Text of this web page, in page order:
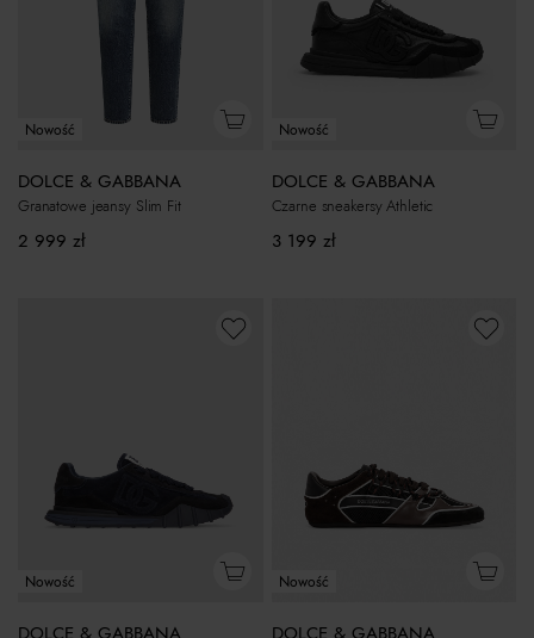
Nowość
DOLCE & GABBANA
Granatowe jeansy Slim Fit
2 999 zł
Nowość
DOLCE & GABBANA
Czarne sneakersy Athletic
3 199 zł
Nowość Nowość